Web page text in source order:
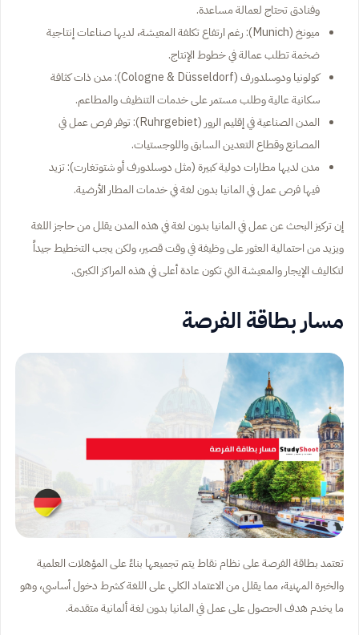
وفنادق تحتاج لعمالة مساعدة.
ميونخ (Munich): رغم ارتفاع تكلفة المعيشة، لديها صناعات إنتاجية
ضخمة تطلب عمالة في خطوط الإنتاج.
كولونيا ودوسلدورف (Cologne & Düsseldorf): مدن ذات كثافة
سكانية عالية وطلب مستمر على خدمات التنظيف والمطاعم.
المدن الصناعية في إقليم الرور (Ruhrgebiet): توفر فرص عمل في
المصانع وقطاع التعدين السابق واللوجستيات.
مدن لديها مطارات دولية كبيرة (مثل دوسلدورف أو شتوتغارت): تزيد
فيها فرص عمل في المانيا بدون لغة في خدمات المطار الأرضية.
إن تركيز البحث عن عمل في المانيا بدون لغة في هذه المدن يقلل من حاجز اللغة
ويزيد من احتمالية العثور على وظيفة في وقت قصير، ولكن يجب التخطيط جيداً
لتكاليف الإيجار والمعيشة التي تكون عادة أعلى في هذه المراكز الكبرى.
مسار بطاقة الفرصة
تعتمد بطاقة الفرصة على نظام نقاط يتم تجميعها بناءً على المؤهلات العلمية
والخبرة المهنية، مما يقلل من الاعتماد الكلي على اللغة كشرط دخول أساسي، وهو
ما يخدم هدف الحصول على عمل في المانيا بدون لغة ألمانية متقدمة.